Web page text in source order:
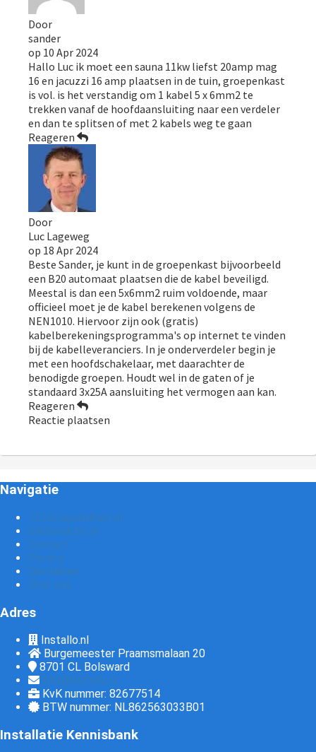
Door
sander
op 10 Apr 2024
Hallo Luc ik moet een sauna 11kw liefst 20amp mag
16 en jacuzzi 16 amp plaatsen in de tuin, groepenkast
is vol. is het verstandig om 1 kabel 5 x 6mm2 te
trekken vanaf de hoofdaansluiting naar een verdeler
en dan te splitsen of met 2 kabels weg te gaan
Reageren
Door
Luc Lageweg
op 18 Apr 2024
Beste Sander, je kunt in de groepenkast bijvoorbeeld
een B20 automaat plaatsen die de kabel beveiligd.
Meestal is dan een 5x6mm2 ruim voldoende, maar
officieel moet je de kabel berekenen volgens de
NEN1010. Hiervoor zijn ook (gratis)
kabelberekeningsprogramma's op internet te vinden
bij de kabelleveranciers. In je onderverdeler begin je
met een hoofdschakelaar, met daarachter de
benodigde groepen. Houdt wel in de gaten of je
standaard 3x25A aansluiting het vermogen aan kan.
Reageren
Reactie plaatsen
Navigatie
123GroepenKast.nl
GWSelektro.nl
Contact
Privacy
Disclaimer
Over ons
Adres
Installo.nl
Burgemeester Praamsmalaan 20
8701 CL Bolsward
info@installo.nl
KvK nummer: 82677514
BTW nummer: NL862563033B01
Installatie Kennisbank